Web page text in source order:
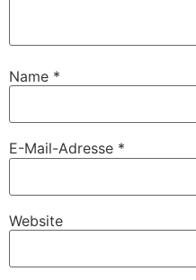
Name *
E-Mail-Adresse *
Website